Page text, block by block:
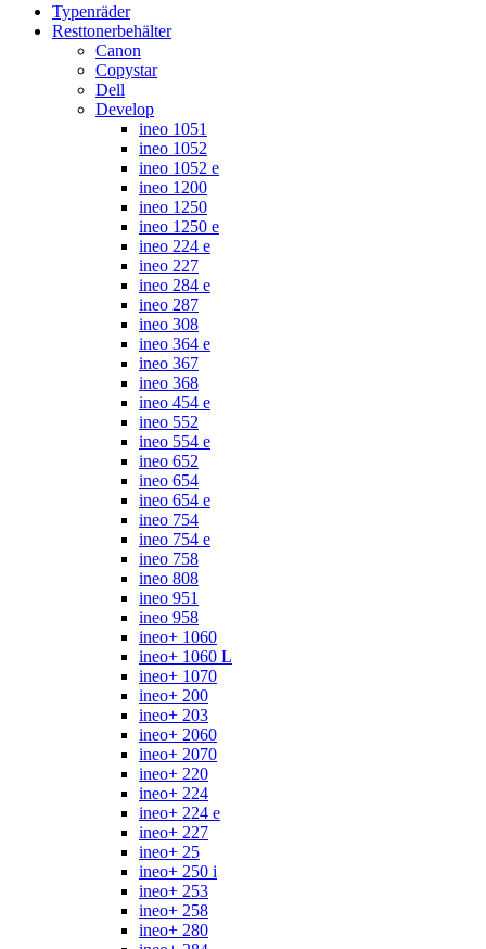
Typenräder
Resttonerbehälter
Canon
Copystar
Dell
Develop
ineo 1051
ineo 1052
ineo 1052 e
ineo 1200
ineo 1250
ineo 1250 e
ineo 224 e
ineo 227
ineo 284 e
ineo 287
ineo 308
ineo 364 e
ineo 367
ineo 368
ineo 454 e
ineo 552
ineo 554 e
ineo 652
ineo 654
ineo 654 e
ineo 754
ineo 754 e
ineo 758
ineo 808
ineo 951
ineo 958
ineo+ 1060
ineo+ 1060 L
ineo+ 1070
ineo+ 200
ineo+ 203
ineo+ 2060
ineo+ 2070
ineo+ 220
ineo+ 224
ineo+ 224 e
ineo+ 227
ineo+ 25
ineo+ 250 i
ineo+ 253
ineo+ 258
ineo+ 280